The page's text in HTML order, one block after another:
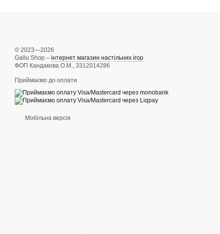
© 2023—2026
Gallu Shop – інтернет магазин настільних ігор
ФОП Кандакова О.М., 3312014286
Приймаємо до оплати
Мобільна версія